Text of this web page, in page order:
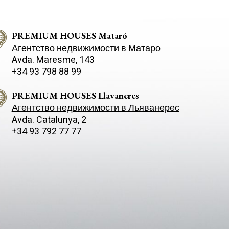
PREMIUM HOUSES Mataró
Агентство недвижимости в Матаро
Avda. Maresme, 143
+34 93 798 88 99
PREMIUM HOUSES Llavaneres
Агентство недвижимости в Льяванерес
Avda. Catalunya, 2
+34 93 792 77 77